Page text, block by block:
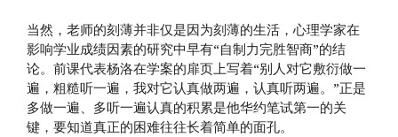
当然，老师的刻薄并非仅是因为刻薄的生活，心理学家在
影响学业成绩因素的研究中早有“自制力完胜智商”的结
论。前课代表杨洛在学案的扉页上写着“别人对它敷衍做一
遍，粗糙听一遍，我对它认真做两遍，认真听两遍。”正是
多做一遍、多听一遍认真的积累是他华约笔试第一的关
键，要知道真正的困难往往长着简单的面孔。